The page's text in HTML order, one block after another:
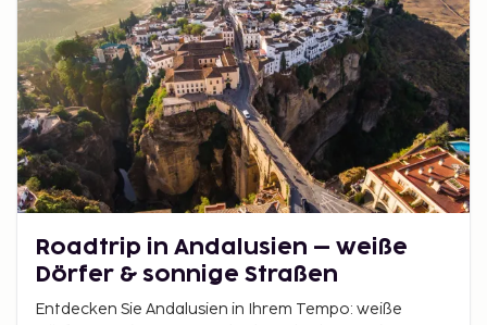
eine ganze Region in ihrem eigenen Tempo
entdecken möchten
Die USA sind zum Beispiel eines der beliebtesten Länder
für Fly & Drive-Reisen. Mit ihren großen Entfernungen,
abwechslungsreichen Landschaften und ikonischen
Straßen sind sie ideal für einen Roadtrip durch die USA.
Roadtrip in Andalusien – weiße
Dörfer & sonnige Straßen
Entdecken Sie Andalusien in Ihrem Tempo: weiße